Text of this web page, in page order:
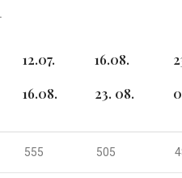
12.07.
16.08.
16.08.
23. 08.
555 505